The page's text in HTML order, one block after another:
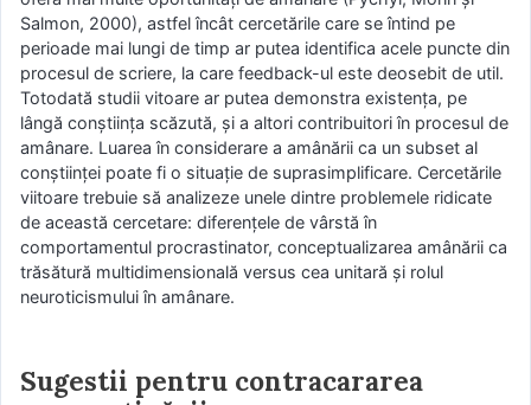
Salmon, 2000), astfel încât cercetările care se întind pe
perioade mai lungi de timp ar putea identifica acele puncte din
procesul de scriere, la care feedback-ul este deosebit de util.
Totodată studii vitoare ar putea demonstra existența, pe
lângă conștiința scăzută, și a altori contribuitori în procesul de
amânare. Luarea în considerare a amânării ca un subset al
conștiinței poate fi o situație de suprasimplificare. Cercetările
viitoare trebuie să analizeze unele dintre problemele ridicate
de această cercetare: diferențele de vârstă în
comportamentul procrastinator, conceptualizarea amânării ca
trăsătură multidimensională versus cea unitară și rolul
neuroticismului în amânare.
Sugestii pentru contracararea